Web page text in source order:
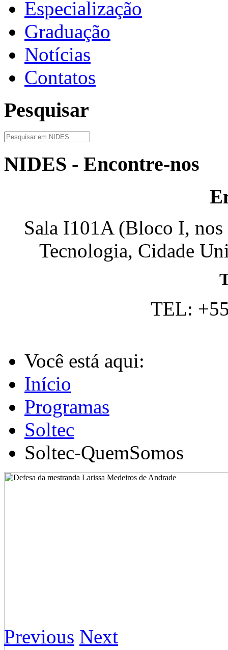
Especialização
Graduação
Notícias
Contatos
Pesquisar
NIDES - Encontre-nos
Sala I101A (Bloco I,
Tecnologia, Cidade
TEL:
Você está aqui:
Início
Programas
Soltec
Soltec-QuemSomos
Previous Next